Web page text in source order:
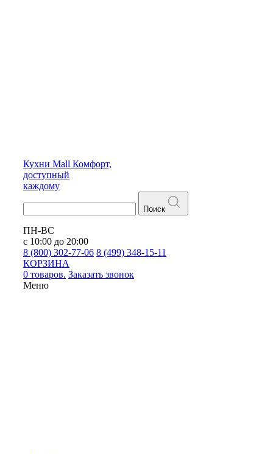
Кухни Mall Комфорт,
доступный
каждому
Поиск
ПН-ВС
с 10:00 до 20:00
8 (800) 302-77-06 8 (499) 348-15-11
КОРЗИНА
0 товаров. Заказать звонок
Меню